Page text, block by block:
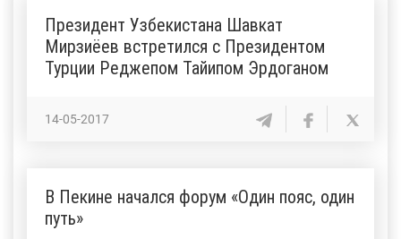
Президент Узбекистана Шавкат
Мирзиёев встретился с Президентом
Турции Реджепом Тайипом Эрдоганом
14-05-2017
В Пекине начался форум «Один пояс, один
путь»